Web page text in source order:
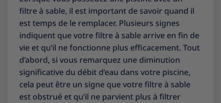
filtre à sable, il est important de savoir quand il
est temps de le remplacer. Plusieurs signes
indiquent que votre filtre à sable arrive en fin de
vie et qu’il ne fonctionne plus efficacement. Tout
d’abord, si vous remarquez une diminution
significative du débit d’eau dans votre piscine,
cela peut être un signe que votre filtre à sable
est obstrué et qu’il ne parvient plus à filtrer